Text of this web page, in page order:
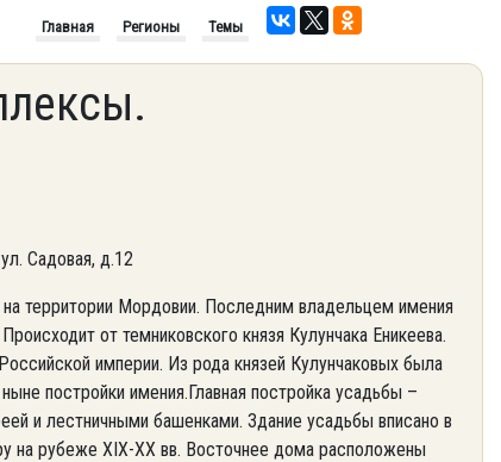
Главная Регионы Темы
Садовая, д.12
Мордовии. Последним владельцем имения
от темниковского князя Кулунчака Еникеева.
империи. Из рода князей Кулунчаковых была
постройки имения.Главная постройка усадьбы –
и лестничными башенками. Здание усадьбы вписано в
на рубеже XIX-XX вв. Восточнее дома расположены